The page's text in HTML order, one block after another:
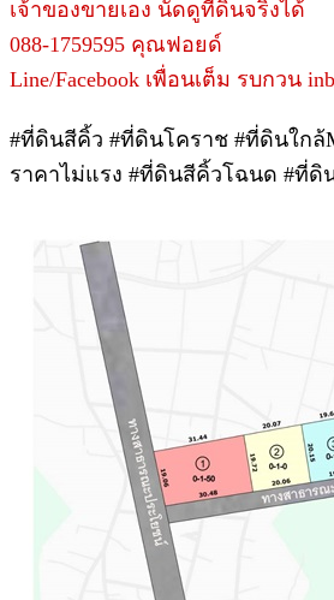
เจ้าของขายเอง นัดดูที่ดินจริงได้
088-1759595 คุณฟอยด์
Line/Facebook เพื่อนเต็ม รบกวน
#ที่ดินสีคิ้ว #ที่ดินโคราช #ที่ดินใก
ราคาไม่แรง #ที่ดินสีคิ้วโฉนด #ที่ดิ